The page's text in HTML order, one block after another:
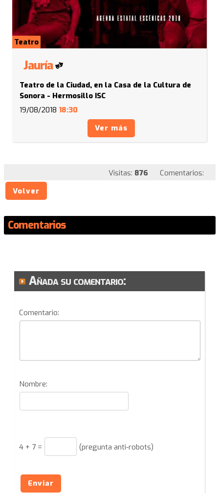
Teatro
Jauría
Teatro de la Ciudad, en la Casa de la Cultura de
Sonora - Hermosillo ISC
19/08/2018 18:30
Ver más
Visitas: 876
Comentarios:
Volver
Comentarios
Añada su comentario:
Comentario:
Nombre:
4+ 7= (pregunta anti-robots)
Enviar